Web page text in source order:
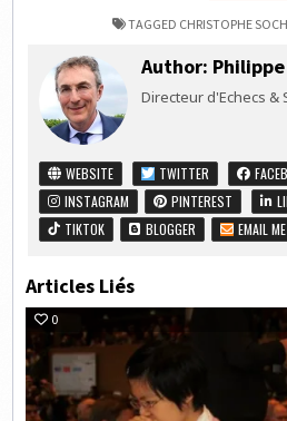
TAGGED CHRISTOPHE
Author: Philippe
Directeur d'Echecs &
WEBSITE TWITTER
INSTAGRAM
PINTEREST
TIKTOK
BLOGGER EMAIL ME
Articles Liés
0